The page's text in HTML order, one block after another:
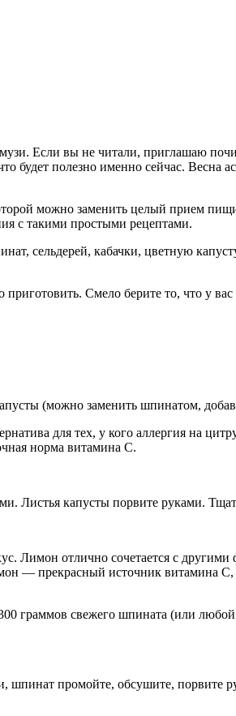
Если вы не читали, приглашаю
будет полезно именно сейчас. Весна
можно заменить целый прием
c такими простыми рецептами.
сельдерей, кабачки, цветную
Смело берите то, что у
(можно заменить шпинатом,
для тех, у кого аллергия на
норма витамина С.
Листья капусты порвите руками.
Лимон отлично сочетается с
— прекрасный источник витамина
граммов свежего шпината (или
промойте, обсушите, порвите